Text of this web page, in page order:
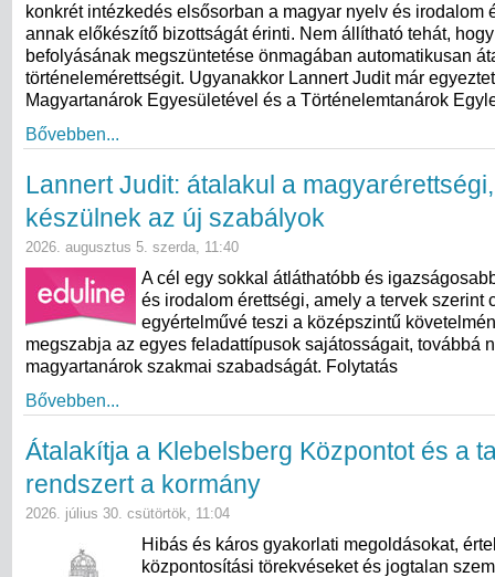
konkrét intézkedés elsősorban a magyar nyelv és irodalom
annak előkészítő bizottságát érinti. Nem állítható tehát,
befolyásának megszüntetése önmagában automatikusan
történelemérettségit. Ugyanakkor Lannert Judit már
Magyartanárok Egyesületével és a Történelemtanárok
Bővebben...
Lannert Judit: átalakul a
készülnek az új szabályok
2026. augusztus 5. szerda, 11:40
A cél egy sokkal átláthatóbb és
és irodalom érettségi, amely a tervek szerint
egyértelművé teszi a középszintű
megszabja az egyes feladattípusok sajátosságait, továbbá
magyartanárok szakmai szabadságát. Folytatás
Bővebben...
Átalakítja a Klebelsberg Központot és a
rendszert a kormány
2026. július 30. csütörtök, 11:04
Hibás és káros gyakorlati megoldásokat,
központosítási törekvéseket és jogtalan